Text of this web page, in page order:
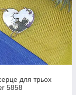
для трьох
5858